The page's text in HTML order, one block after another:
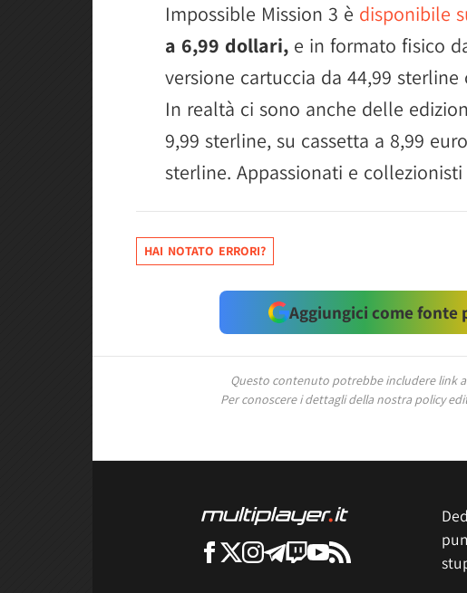
Impossible Mission 3 è disponibile
a 6,99 dollari, e in formato fisico
versione cartuccia da 44,99
In realtà ci sono anche delle
9,99 sterline, su cassetta a 8,99
sterline. Appassionati e
HAI NOTATO ERRORI?
Aggiungici come fonte
Questo contenuto potrebbe includere link
Per conoscere i dettagli della nostra policy